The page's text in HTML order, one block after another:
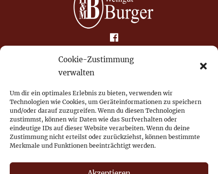
Cookie-Zustimmung
verwalten
Um dir ein optimales Erlebnis zu bieten, verwenden wir
Technologien wie Cookies, um Geräteinformationen zu speichern
und/oder darauf zuzugreifen. Wenn du diesen Technologien
zustimmst, können wir Daten wie das Surfverhalten oder
eindeutige IDs auf dieser Website verarbeiten. Wenn du deine
Zustimmung nicht erteilst oder zurückziehst, können bestimmte
Merkmale und Funktionen beeinträchtigt werden.
Impressum
Widerrufsrecht
Versand